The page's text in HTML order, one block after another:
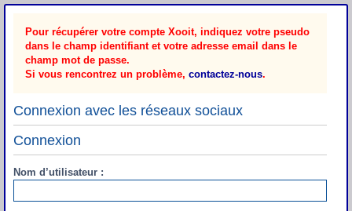
Pour récupérer votre compte Xooit, indiquez votre pseudo
dans le champ identifiant et votre adresse email dans le
champ mot de passe.
Si vous rencontrez un problème, contactez-nous.
Connexion avec les réseaux sociaux
Connexion
Nom d’utilisateur :